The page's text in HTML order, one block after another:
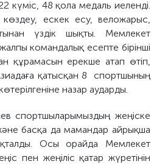
күміс, 48 қола медаль иеленді.
көздеу, ескек есу, веложарыс,
үздік шықты. Мемлекет
командалық есепте бірінші
құрамасын ерекше атап өтіп,
қатысқан 8 спортшының
назар аударды.
спортшыларымыздың жеңіске
басқа да мамандар айрықша
Осы орайда Мемлекет
пен жеңіліс қатар жүретінін